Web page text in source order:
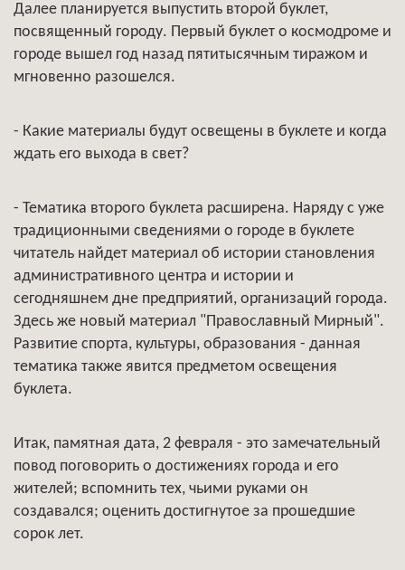
Далее планируется выпустить второй буклет,
посвященный городу. Первый буклет о космодроме и
городе вышел год назад пятитысячным тиражом и
мгновенно разошелся.
- Какие материалы будут освещены в буклете и когда
ждать его выхода в свет?
- Тематика второго буклета расширена. Наряду с уже
традиционными сведениями о городе в буклете
читатель найдет материал об истории становления
административного центра и истории и
сегодняшнем дне предприятий, организаций города.
Здесь же новый материал "Православный Мирный".
Развитие спорта, культуры, образования - данная
тематика также явится предметом освещения
буклета.
Итак, памятная дата, 2 февраля - это замечательный
повод поговорить о достижениях города и его
жителей; вспомнить тех, чьими руками он
создавался; оценить достигнутое за прошедшие
сорок лет.